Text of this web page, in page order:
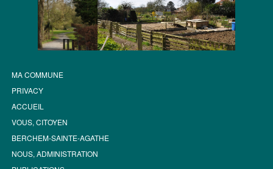
MA COMMUNE
PRIVACY
ACCUEIL
VOUS, CITOYEN
BERCHEM-SAINTE-AGATHE
NOUS, ADMINISTRATION